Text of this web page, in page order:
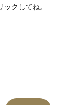
クしてね。